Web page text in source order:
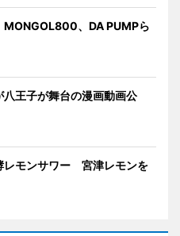
、DA PUMPら
王子が舞台の漫画動画公
レモンサワー 宮津レモンを